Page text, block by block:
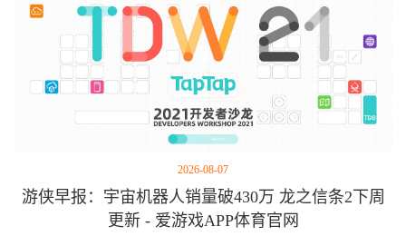
2026-08-07
游侠早报：宇宙机器人销量破430万 龙之信条2下周
更新 - 爱游戏APP体育官网